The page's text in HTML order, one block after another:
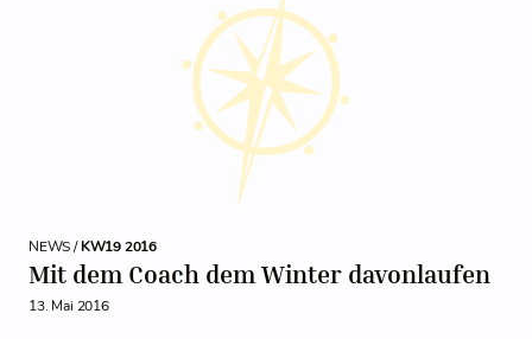
NEWS /KW19 2016
Mit dem Coach dem Winter davonlaufen
13. Mai 2016